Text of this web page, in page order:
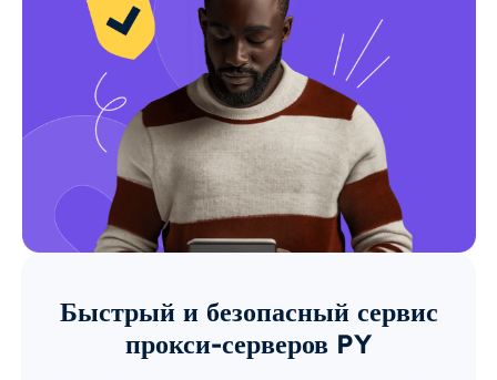
Быстрый и безопасный сервис
прокси-серверов PY